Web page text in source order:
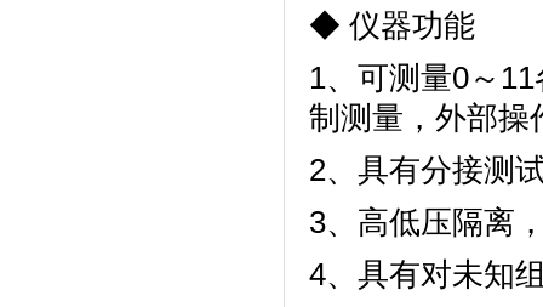
◆ 仪器功能
1、可测量0～ 11
制测量，外部操
2、具有分接测
3、高低压隔离
4、具有对未知